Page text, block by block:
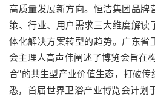
高质量发展新方向。恒洁集团品牌
策、行业、用户需求三大维度解读
体化解决方案转型的趋势。广东省
会主理人高声伟阐述了博览会旨在
合”的共生型产业价值生态，打破
悉，首届世界卫浴产业博览会计划